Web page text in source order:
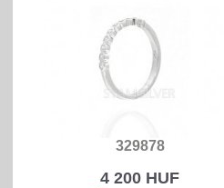
329878
4 200 HUF